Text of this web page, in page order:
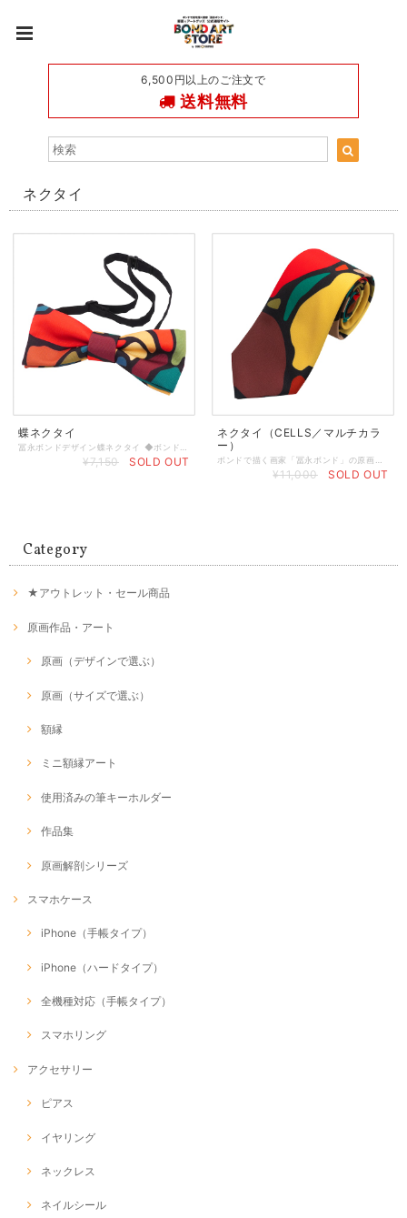
6,500円以上のご注文で
送料無料
ネクタイ
蝶ネクタイ
¥7,150 SOLD OUT
ネクタイ（CELLS／マルチカラ
ー）
¥11,000 SOLD OUT
Category
★アウトレット・セール商品
原画作品・アート
原画（デザインで選ぶ）
原画（サイズで選ぶ）
額縁
ミニ額縁アート
使用済みの筆キーホルダー
作品集
原画解剖シリーズ
スマホケース
iPhone（手帳タイプ）
iPhone（ハードタイプ）
全機種対応（手帳タイプ）
スマホリング
アクセサリー
ピアス
イヤリング
ネックレス
ネイルシール